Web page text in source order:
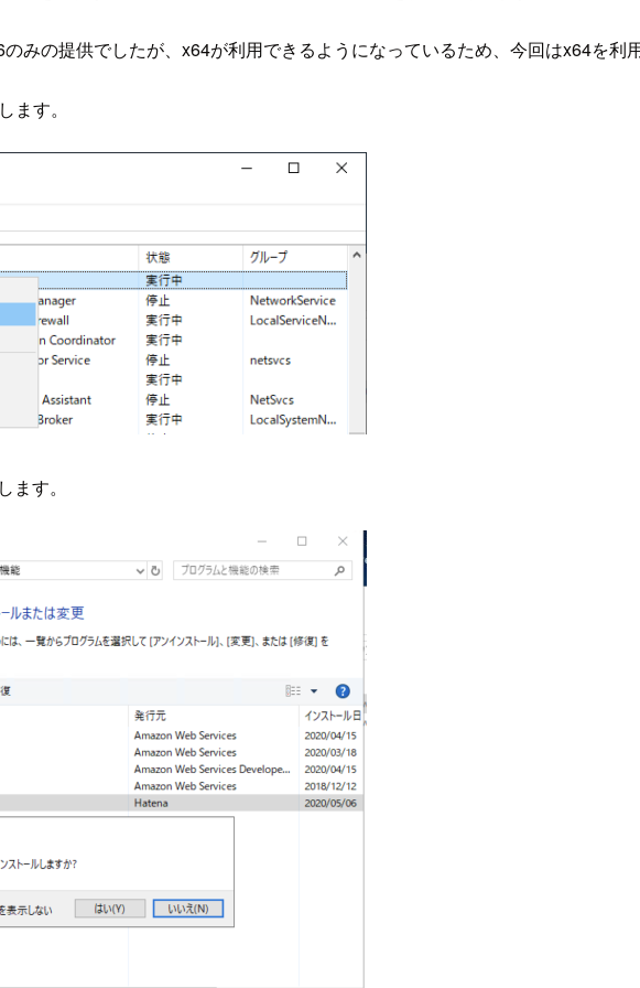
みの提供でしたが、x64が利用できるようになっているため、今回はx64を利用
ます。
す。